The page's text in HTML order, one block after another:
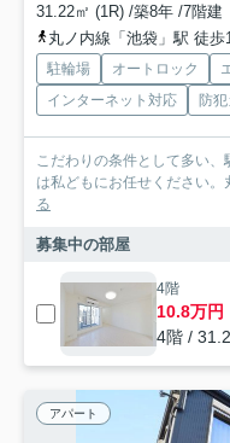
31.22㎡ (1R) /築8年 /7階建
丸ノ内線「池袋」駅 徒歩
駐輪場 オートロック
インターネット対応
防
こだわりの条件として多い
は私どもにお任せください
る
募集中の部屋
4階
10.8万円
4階 /
アパート